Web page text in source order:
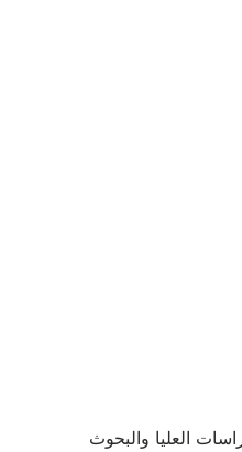
العليا والبحوث